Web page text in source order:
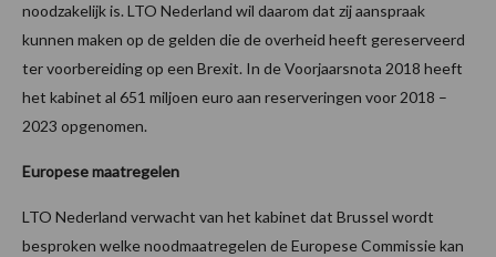
noodzakelijk is. LTO Nederland wil daarom dat zij aanspraak
kunnen maken op de gelden die de overheid heeft gereserveerd
ter voorbereiding op een Brexit. In de Voorjaarsnota 2018 heeft
het kabinet al 651 miljoen euro aan reserveringen voor 2018 –
2023 opgenomen.
Europese maatregelen
LTO Nederland verwacht van het kabinet dat Brussel wordt
besproken welke noodmaatregelen de Europese Commissie kan